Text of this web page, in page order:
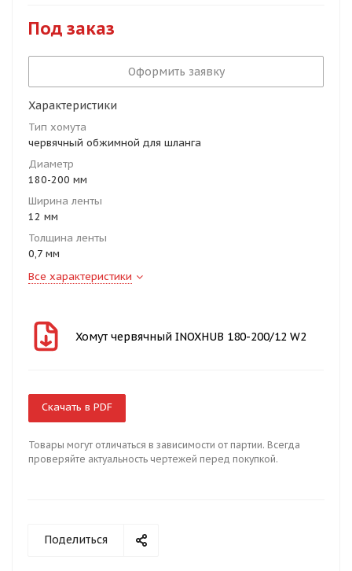
Под заказ
Оформить заявку
Характеристики
Тип хомута
червячный обжимной для шланга
Диаметр
180-200 мм
Ширина ленты
12 мм
Толщина ленты
0,7 мм
Все характеристики
Хомут червячный INOXHUB 180-200/12 W2
Скачать в PDF
Товары могут отличаться в зависимости от партии. Всегда
проверяйте актуальность чертежей перед покупкой.
Поделиться